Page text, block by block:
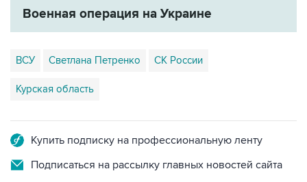
Военная операция на Украине
ВСУ Светлана Петренко СК России
Курская область
Купить подписку на профессиональную ленту
Подписаться на рассылку главных новостей сайта